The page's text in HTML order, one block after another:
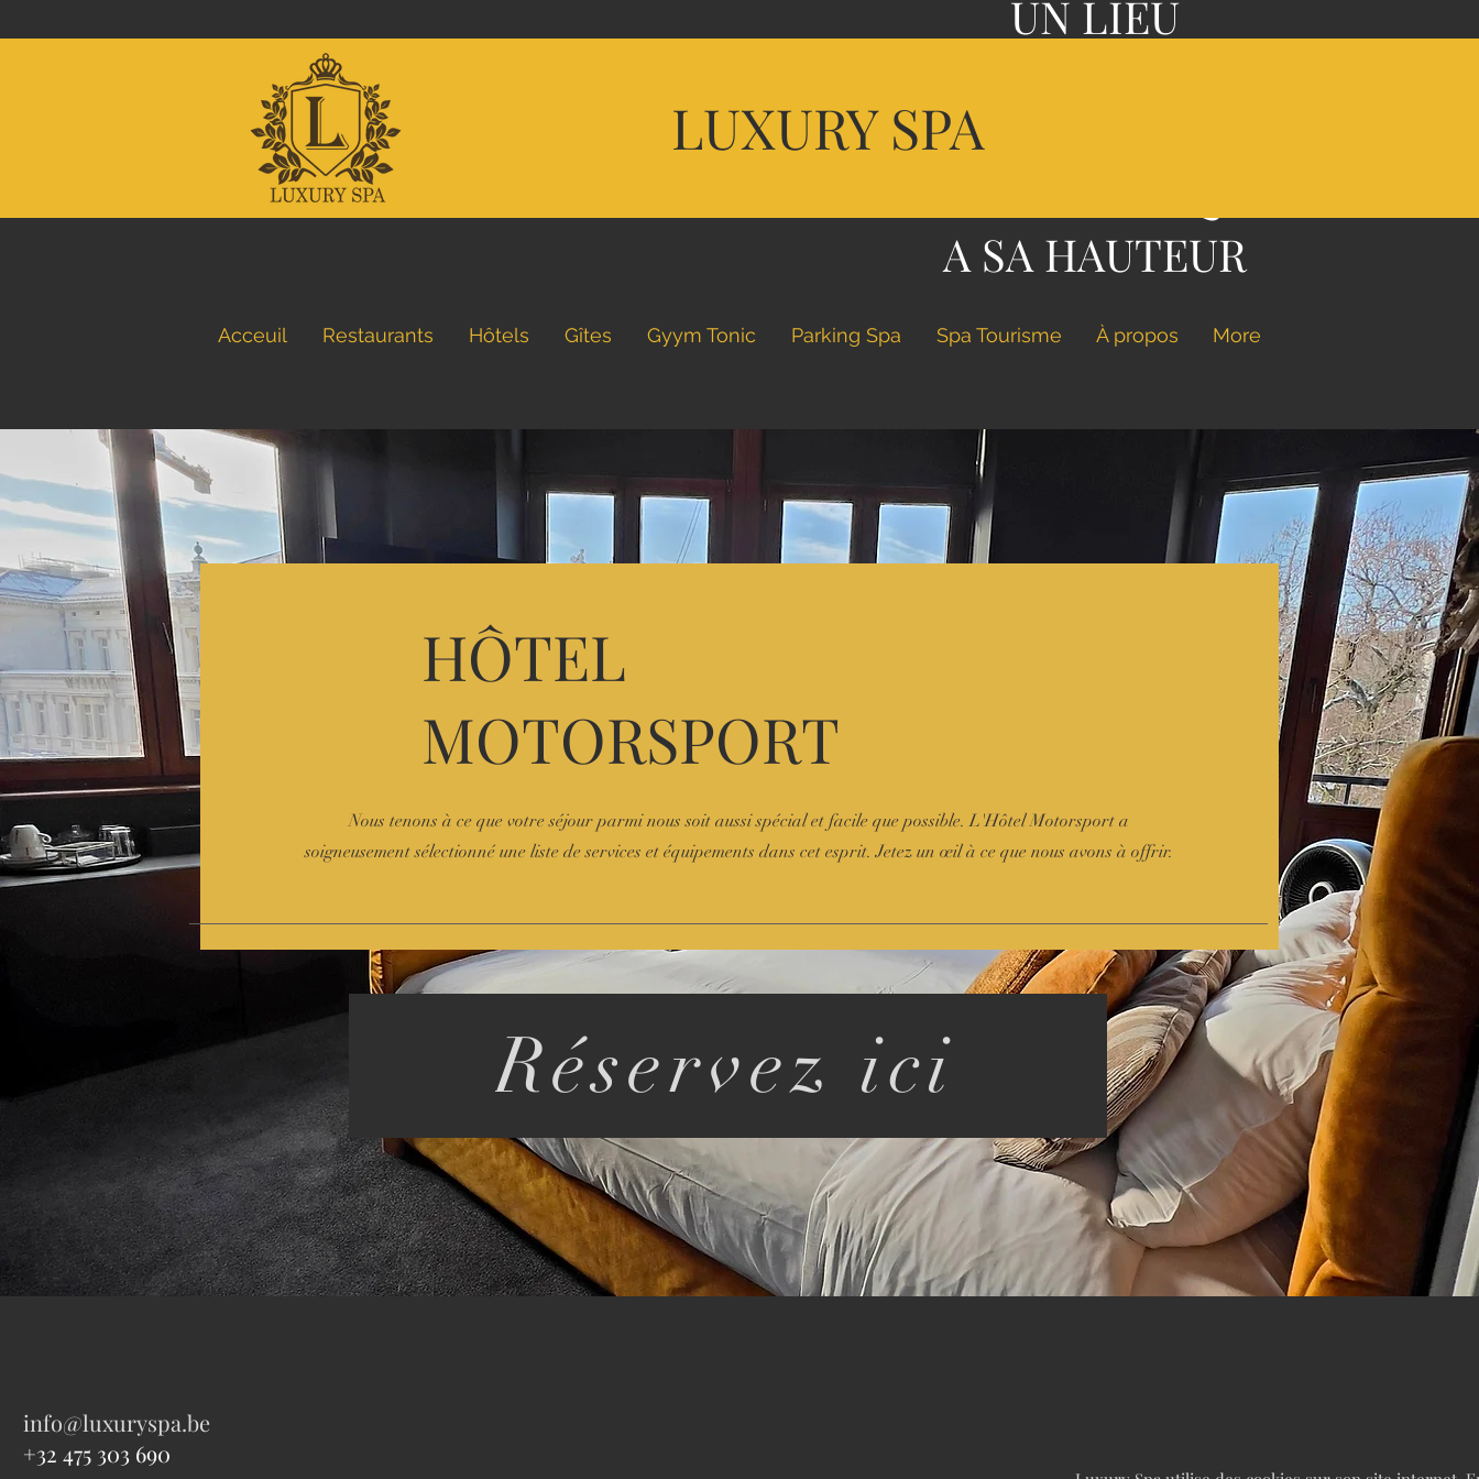
LUXURY SPA
Acceuil Restaurants Hôtels Gîtes Gyym Tonic Parking Spa Spa Tourisme À propos More
HÔTEL
MOTORSPORT
Nous tenons à ce que votre séjour parmi nous soit aussi spécial et facile que possible. L'Hôtel Motorsport a
soigneusement sélectionné une liste de services et équipements dans cet esprit. Jetez un œil à ce que nous avons à offrir.
Réservez ici
UN LIEU
UNE CUISINE
A SA HAUTEUR
info@luxuryspa.be
+32 475 303 690